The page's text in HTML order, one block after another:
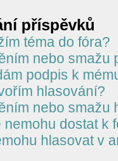
příspěvků
téma do fóra?
nebo smažu
podpis k
hlasování?
nebo smažu
nemohu dostat k
hlasovat v